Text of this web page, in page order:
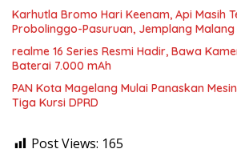
Karhutla Bromo Hari Keenam, Api Masih
Probolinggo-Pasuruan, Jemplang Malang
realme 16 Series Resmi Hadir, Bawa
Baterai 7.000 mAh
PAN Kota Magelang Mulai Panaskan
Tiga Kursi DPRD
Post Views: 165